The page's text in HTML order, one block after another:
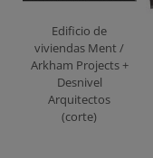
Edificio de
viviendas Ment /
Arkham Projects +
Desnivel
Arquitectos
(corte)